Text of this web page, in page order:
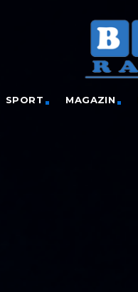
SPORT MAGAZIN